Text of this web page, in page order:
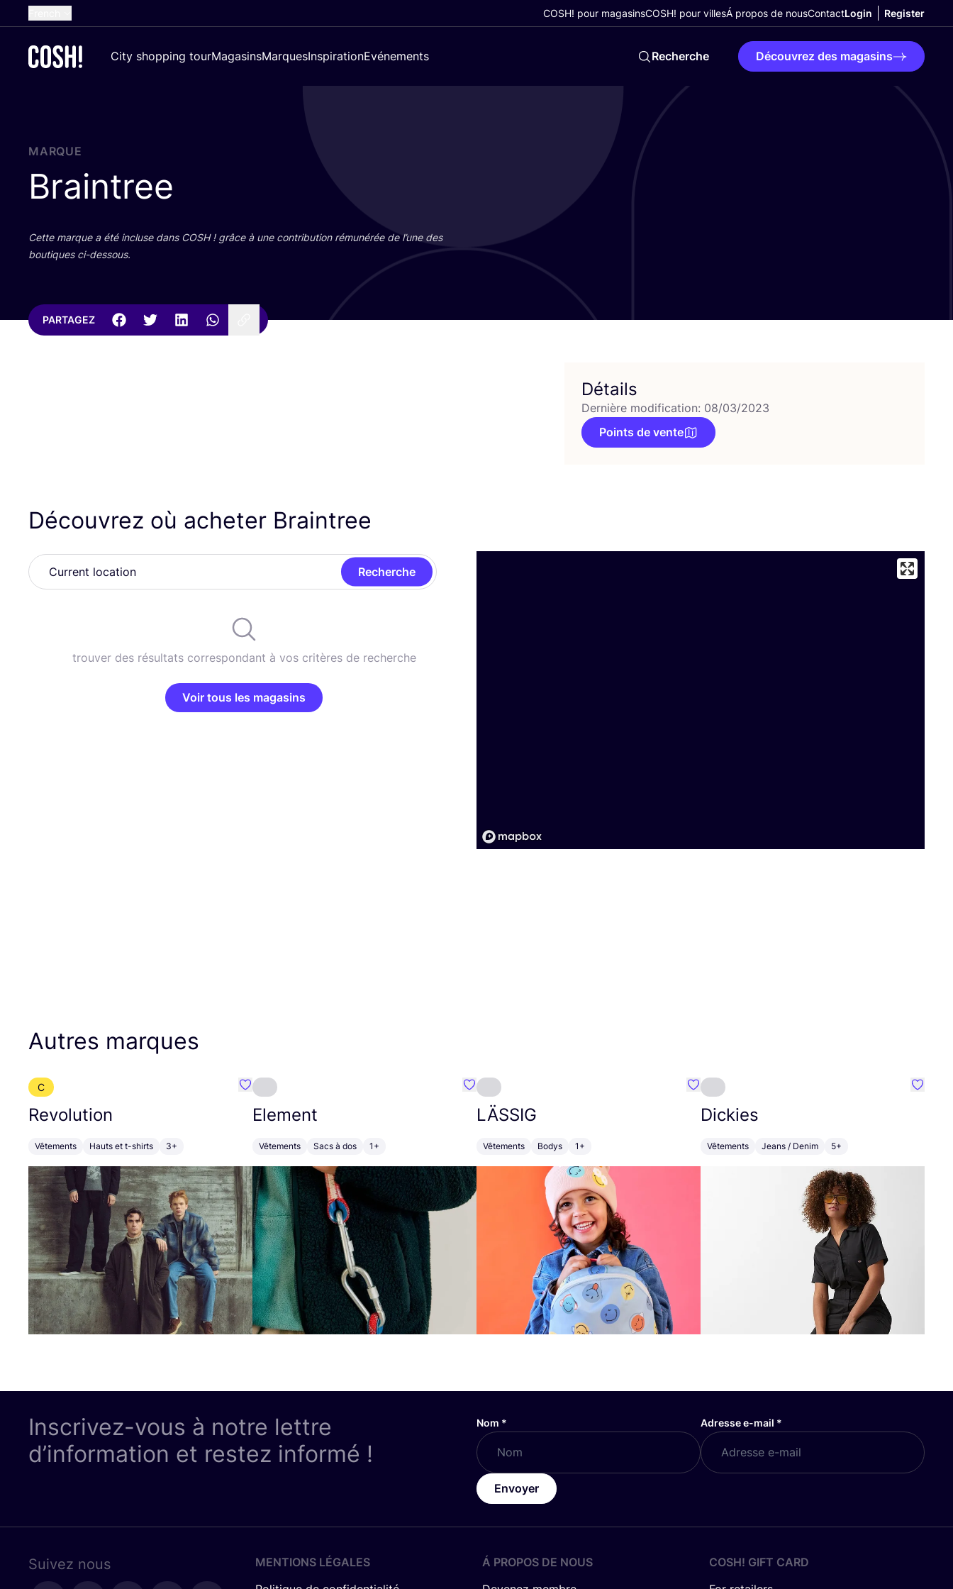
Dutch
Croatian
COSH! pour magasinsCOSH! pour villesÁ propos de nousContactLogin Register
City shopping tourMagasinsMarquesInspirationEvénements Recherche Découvrez des magasins
MARQUE
Braintree
Cette marque a été incluse dans COSH! grâce à une contri­bu­tion rému­né­rée de l’une des
bou­tiques ci-dessous.
PARTAGEZ
Détails
Dernière modification: 08/03/2023
Points de vente
Découvrez où acheter Braintree
Recherche
trouver des résultats correspondant à vos critères de recherche
Voir tous les magasins
Autres marques
C
Revolution
Vêtements Hauts et t-shirts 3+
Préféré {nom}
Element
Vêtements Sacs à dos 1+
Préféré {nom}
LÄSSIG
Vêtements Bodys 1+
Préféré {nom}
Dickies
Vêtements Jeans / Denim 5+
Inscrivez-vous à notre lettre
d’information et restez informé !
Nom * Adresse e-mail *
Envoyer
Suivez nous
MENTIONS LÉGALES
Á PROPOS DE NOUS
COSH! GIFT CARD